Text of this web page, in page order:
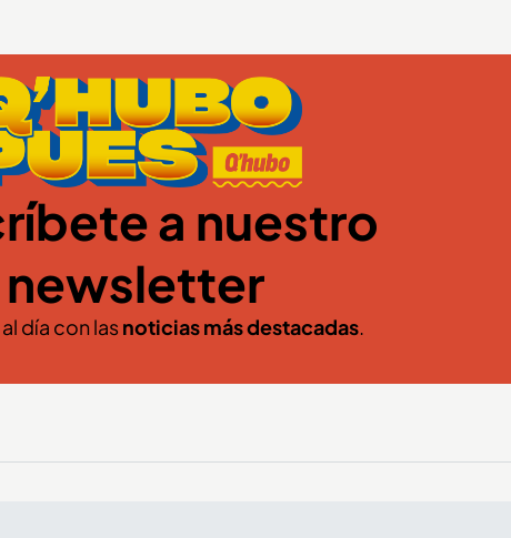
a nuestro
newsletter
día con lasnoticias más destacadas.